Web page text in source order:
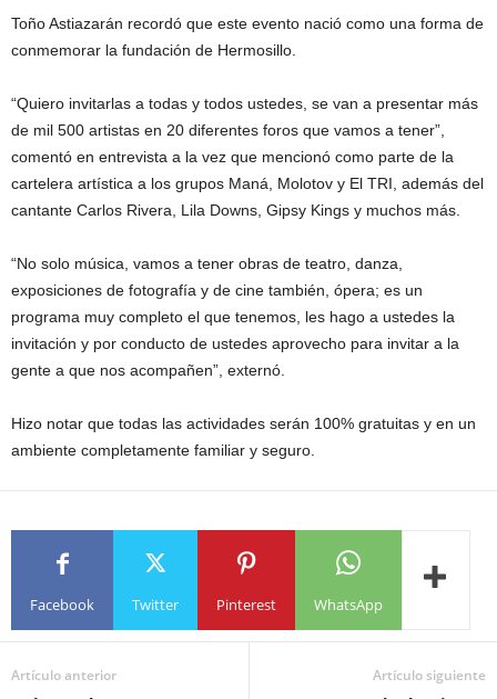
Toño Astiazarán recordó que este evento nació como una forma de
conmemorar la fundación de Hermosillo.
“Quiero invitarlas a todas y todos ustedes, se van a presentar más
de mil 500 artistas en 20 diferentes foros que vamos a tener”,
comentó en entrevista a la vez que mencionó como parte de la
cartelera artística a los grupos Maná, Molotov y El TRI, además del
cantante Carlos Rivera, Lila Downs, Gipsy Kings y muchos más.
“No solo música, vamos a tener obras de teatro, danza,
exposiciones de fotografía y de cine también, ópera; es un
programa muy completo el que tenemos, les hago a ustedes la
invitación y por conducto de ustedes aprovecho para invitar a la
gente a que nos acompañen”, externó.
Hizo notar que todas las actividades serán 100% gratuitas y en un
ambiente completamente familiar y seguro.
Facebook Twitter Pinterest WhatsApp
Artículo anterior Artículo siguiente